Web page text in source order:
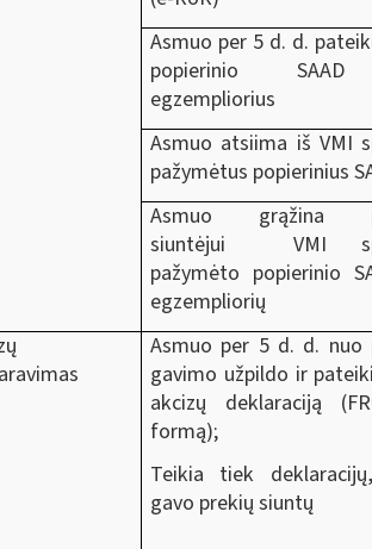
Asmuo per 5 d. d.
popierinio
egzempliorius
Asmuo atsiima iš VMI
pažymėtus popierinius
Asmuo grąžina
siuntėjui VMI
pažymėto popierinio
egzempliorių
Asmuo per 5 d. d. nuo
gavimo užpildo ir
akcizų deklaraciją
formą);
Teikia tiek
gavo prekių siuntų